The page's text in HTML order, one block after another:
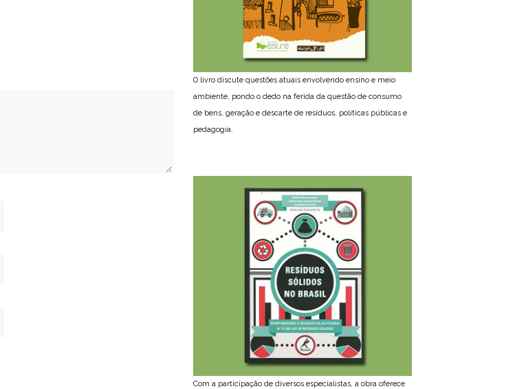
O livro discute questões atuais envolvendo ensino e meio
ambiente, pondo o dedo na ferida da questão de consumo
de bens, geração e descarte de resíduos, políticas públicas e
pedagogia.
Com a participação de diversos especialistas, a obra oferece